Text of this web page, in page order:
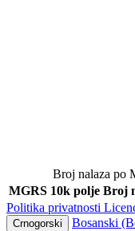
Broj nalaza po
MGRS 10k polje Broj
Politika privatnosti
Crnogorski Bosanski